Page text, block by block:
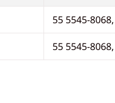
55 5545-
55 5545-